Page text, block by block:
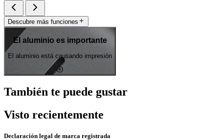
Descubre más funciones
El aluminio es importante
El aluminio está causando impresión
También te puede gustar
Visto recientemente
Declaración legal de marca registrada